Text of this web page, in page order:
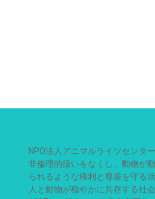
NPO法人アニマルライツセンタ
非倫理的扱いをなくし、動物が
られるような権利と尊厳を守る活
人と動物が穏やかに共存する社会